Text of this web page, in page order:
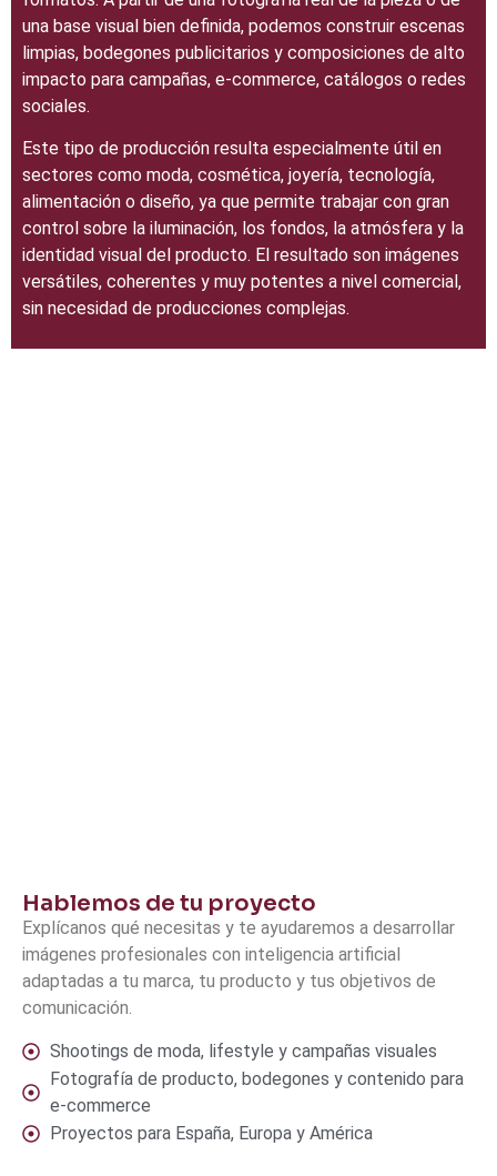
una base visual bien definida, podemos construir escenas
limpias, bodegones publicitarios y composiciones de alto
impacto para campañas, e-commerce, catálogos o redes
sociales.
Este tipo de producción resulta especialmente útil en
sectores como moda, cosmética, joyería, tecnología,
alimentación o diseño, ya que permite trabajar con gran
control sobre la iluminación, los fondos, la atmósfera y la
identidad visual del producto. El resultado son imágenes
versátiles, coherentes y muy potentes a nivel comercial,
sin necesidad de producciones complejas.
Hablemos de tu proyecto
Explícanos qué necesitas y te ayudaremos a desarrollar
imágenes profesionales con inteligencia artificial
adaptadas a tu marca, tu producto y tus objetivos de
comunicación.
Shootings de moda, lifestyle y campañas visuales
Fotografía de producto, bodegones y contenido para
e-commerce
Proyectos para España, Europa y América